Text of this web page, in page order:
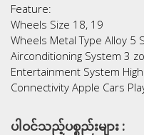
Feature:
Wheels Size 18, 19
Wheels Metal Type Alloy 5
Airconditioning System 3
Entertainment System
Connectivity Apple Cars
ပါဝင်သည့်ပစ္စည်းများ :